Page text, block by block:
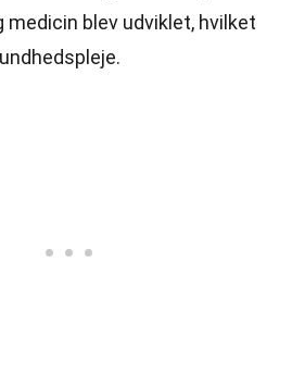
medicin blev udviklet, hvilket